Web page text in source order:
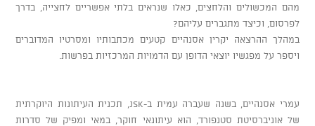
מהם המכשולים והלחצים, כאלו שנראים בלתי אפשריים לחצייה, בדרך
לפרסום, וכיצד מתגברים עליהם?
במהלך ההרצאה יקרין אסנהיים קטעים מכתבותיו ומסרטיו המדוברים
ויספר על מפגשיו יוצאי הדופן עם הדמויות המרכזיות בפרשות.
עמרי אסנהיים, בשנה שעברה עמית ב-JSK, תכנית העיתונות היוקרתית
של אוניברסיטת סטנפורד, הוא עיתונאי חוקר, במאי ומפיק של סדרות